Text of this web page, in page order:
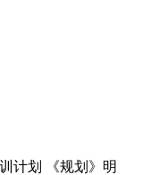
计划 《规划》明